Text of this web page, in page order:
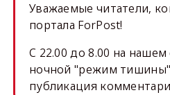
Уважаемые читатели,
портала ForPost!
C 22.00 до 8.00 на
ночной "режим
публикация